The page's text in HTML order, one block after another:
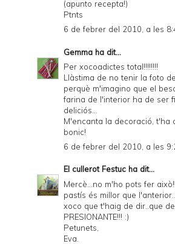
(apunto recepta!)
Ptnts
6 de febrer del 2010, a les
Gemma ha dit...
Per xocoadictes total!!!!!!!!
Llàstima de no tenir la foto
perquè m'imagino que el
farina de l'interior ha de ser
deliciós...
M'encanta la decoració, t'ha
bonic!
6 de febrer del 2010, a les
El cullerot Festuc ha dit...
Mercè...no m'ho pots fer
pastís és millor que
xoco que t'haig de dir..que
PRESIONANTE!!! :)
Petunets,
Eva.